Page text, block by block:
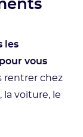
les
vous
rentrer chez
la voiture, le